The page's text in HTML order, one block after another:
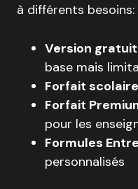
à différents besoins:
Version
base mais
Forfait scolaire
Forfait
pour les
Formules
personnalisés